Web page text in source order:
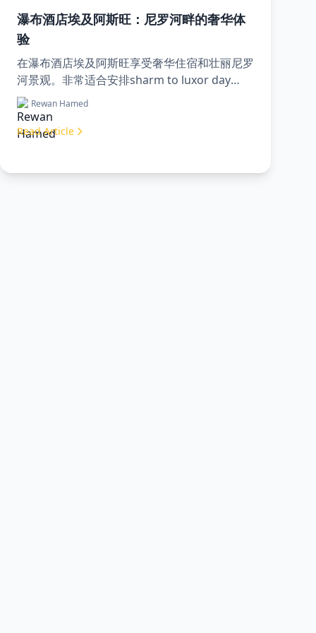
瀑布酒店埃及阿斯旺：尼罗河畔的奢华体
验
在瀑布酒店埃及阿斯旺享受奢华住宿和壮丽尼罗
河景观。非常适合安排sharm to luxor day
trip、通过luxor travel agency预订或聘请专业
luxor tour guide。舒适、文化和冒险尽在此
处。
Rewan Hamed
Read Article